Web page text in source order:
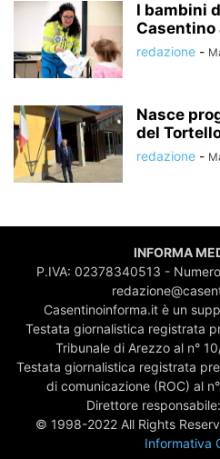
I bambini
Casentino
redazione -
Nasce
del
redazione -
INFORMA
P.IVA: 02378340513 -
Casentinoinforma.it è un
Testata giornalistica registrata
Tribunale di Arezzo al n°
Testata giornalistica registrata
di comunicazione (ROC) al
Direttore
© 1998-2022 All Rights
Informativa